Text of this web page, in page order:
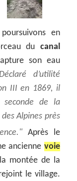
en
du canal
son eau
d’utilité
III en 1869, il
de la
Alpines près
Après le
ancienne voie
montée de la
le village.